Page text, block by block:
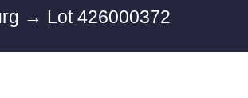
→ Lot 426000372